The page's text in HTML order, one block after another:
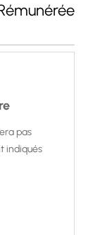
pas
indiqués